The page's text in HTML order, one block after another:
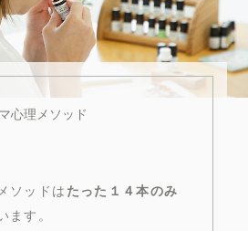
心理メソッド
ソッドは たった１４本のみ
ます。